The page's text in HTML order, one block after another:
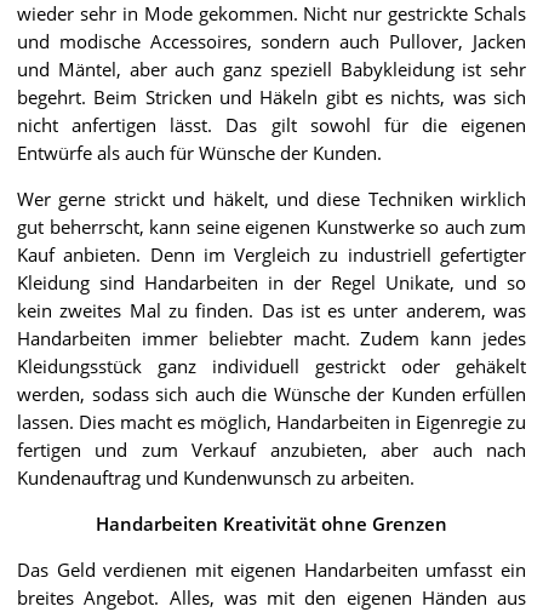
wieder sehr in Mode gekommen. Nicht nur gestrickte Schals
und modische Accessoires, sondern auch Pullover, Jacken
und Mäntel, aber auch ganz speziell Babykleidung ist sehr
begehrt. Beim Stricken und Häkeln gibt es nichts, was sich
nicht anfertigen lässt. Das gilt sowohl für die eigenen
Entwürfe als auch für Wünsche der Kunden.
Wer gerne strickt und häkelt, und diese Techniken wirklich
gut beherrscht, kann seine eigenen Kunstwerke so auch zum
Kauf anbieten. Denn im Vergleich zu industriell gefertigter
Kleidung sind Handarbeiten in der Regel Unikate, und so
kein zweites Mal zu finden. Das ist es unter anderem, was
Handarbeiten immer beliebter macht. Zudem kann jedes
Kleidungsstück ganz individuell gestrickt oder gehäkelt
werden, sodass sich auch die Wünsche der Kunden erfüllen
lassen. Dies macht es möglich, Handarbeiten in Eigenregie zu
fertigen und zum Verkauf anzubieten, aber auch nach
Kundenauftrag und Kundenwunsch zu arbeiten.
Handarbeiten Kreativität ohne Grenzen
Das Geld verdienen mit eigenen Handarbeiten umfasst ein
breites Angebot. Alles, was mit den eigenen Händen aus